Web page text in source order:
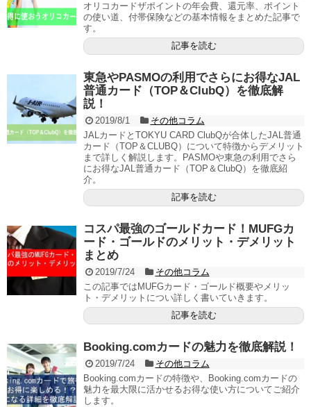
オリコカードザポイントの年会費、還元率、ポイント
の使い道、付帯保険などの基本情報をまとめた記事で
す。
記事を読む
東急やPASMOの利用でさらにお得なJAL
普通カード（TOP＆ClubQ）を徹底解
説！
2019/8/1
その他コラム
JALカードとTOKYU CARD ClubQが合体したJAL普通
カード（TOP＆CLUBQ）について特徴からデメリット
まで詳しく解説します。PASMOや東急の利用でさら
にお得なJAL普通カード（TOP＆ClubQ）を徹底紹
介。
記事を読む
コスパ最強のゴールドカード！MUFGカ
ード・ゴールドのメリット・デメリット
まとめ
2019/7/24
その他コラム
この記事ではMUFGカード・ゴールド概要やメリッ
ト・デメリットについ詳しく書いていきます。
記事を読む
Booking.comカードの魅力を徹底解説！
2019/7/24
その他コラム
Booking.comカードの特徴や、Booking.comカードの
魅力を最大限に活かせるお得な使い方についてご紹介
します。